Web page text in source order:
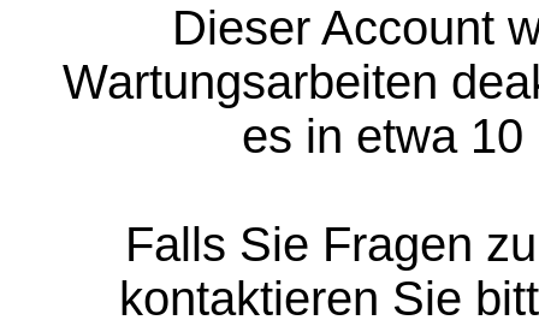
Dieser Account
Wartungsarbeiten
es in etwa
Falls Sie Fragen
kontaktieren Sie